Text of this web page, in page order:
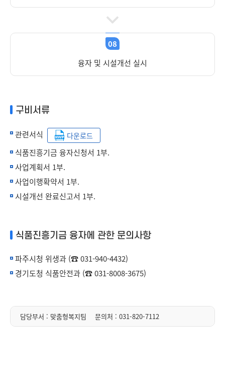
08
융자 및 시설개선 실시
구비서류
관련서식 다운로드
식품진흥기금 융자신청서 1부.
사업계획서 1부.
사업이행확약서 1부.
시설개선 완료신고서 1부.
식품진흥기금 융자에 관한 문의사항
파주시청 위생과 (☎ 031-940-4432)
경기도청 식품안전과 (☎ 031-8008-3675)
담당부서 : 맞춤형복지팀 문의처 : 031-820-7112